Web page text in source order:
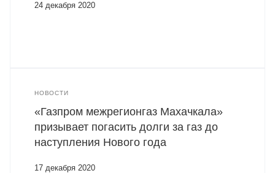
24 декабря 2020
НОВОСТИ
«Газпром межрегионгаз Махачкала»
призывает погасить долги за газ до
наступления Нового года
17 декабря 2020